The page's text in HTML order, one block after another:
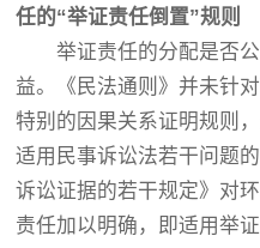
任的“举证责任倒置”规则
举证责任的分配是否公
益。《民法通则》并未针
特别的因果关系证明规则
适用民事诉讼法若干问题
诉讼证据的若干规定》对
责任加以明确，即适用举